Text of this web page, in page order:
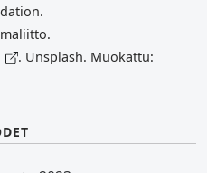
. Unsplash. Muokattu: